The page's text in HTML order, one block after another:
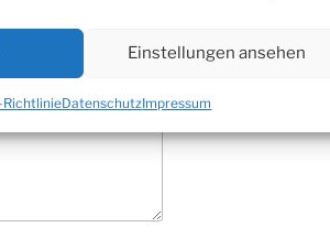
Einstellungen ansehen
RichtlinieDatenschutzImpressum